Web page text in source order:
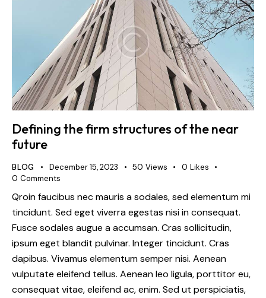
Defining the firm structures of the near
future
BLOG December 15, 2023 50 Views 0 Likes
0 Comments
Qroin faucibus nec mauris a sodales, sed elementum mi
tincidunt. Sed eget viverra egestas nisi in consequat.
Fusce sodales augue a accumsan. Cras sollicitudin,
ipsum eget blandit pulvinar. Integer tincidunt. Cras
dapibus. Vivamus elementum semper nisi. Aenean
vulputate eleifend tellus. Aenean leo ligula, porttitor eu,
consequat vitae, eleifend ac, enim. Sed ut perspiciatis,